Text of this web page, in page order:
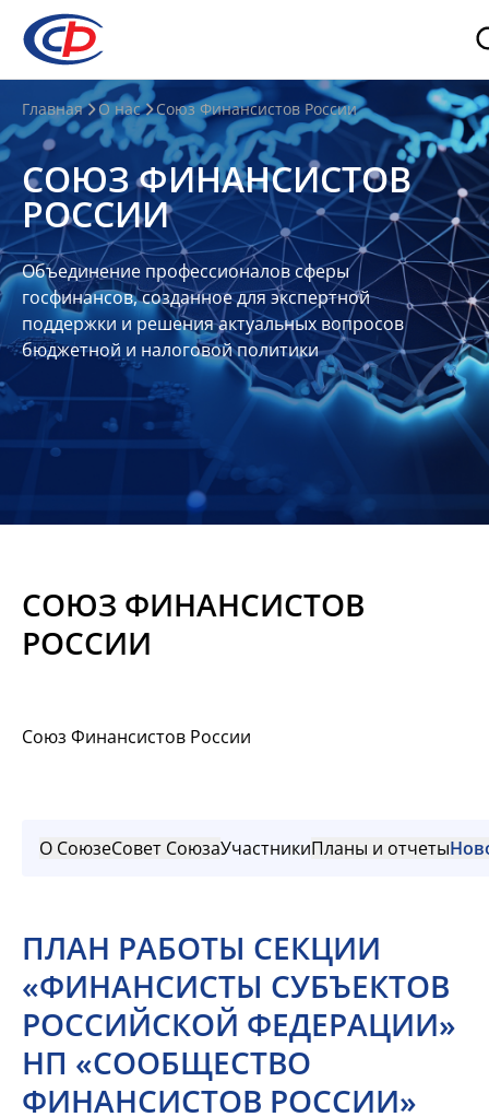
О
нас
О
СФР
Совет
Союза
Участники
Планы
отчеты
Контакты
Материалы
Главная О нас Союз Финансистов России
СОЮЗ ФИНАНСИСТОВ
РОССИИ
Объединение профессионалов сферы
госфинансов, созданное для экспертной
поддержки и решения актуальных вопросов
бюджетной и налоговой политики
СОЮЗ ФИНАНСИСТОВ
РОССИИ
Союз Финансистов России
О СоюзеСовет СоюзаУчастникиПланы и отчеты
ПЛАН РАБОТЫ СЕКЦИИ
«ФИНАНСИСТЫ СУБЪЕКТОВ
РОССИЙСКОЙ ФЕДЕРАЦИИ»
НП «СООБЩЕСТВО
ФИНАНСИСТОВ РОССИИ»